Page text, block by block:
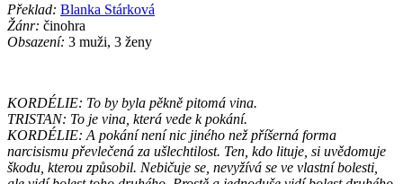
Překlad: Blanka Stárková
Žánr: činohra
Obsazení: 3 muži, 3 ženy
KORDÉLIE: To by byla pěkně pitomá vina.
TRISTAN: To je vina, která vede k pokání.
KORDÉLIE: A pokání není nic jiného než příšerná forma
narcisismu převlečená za ušlechtilost. Ten, kdo lituje, si uvědomuje
škodu, kterou způsobil. Nebičuje se, nevyžívá se ve vlastní bolesti,